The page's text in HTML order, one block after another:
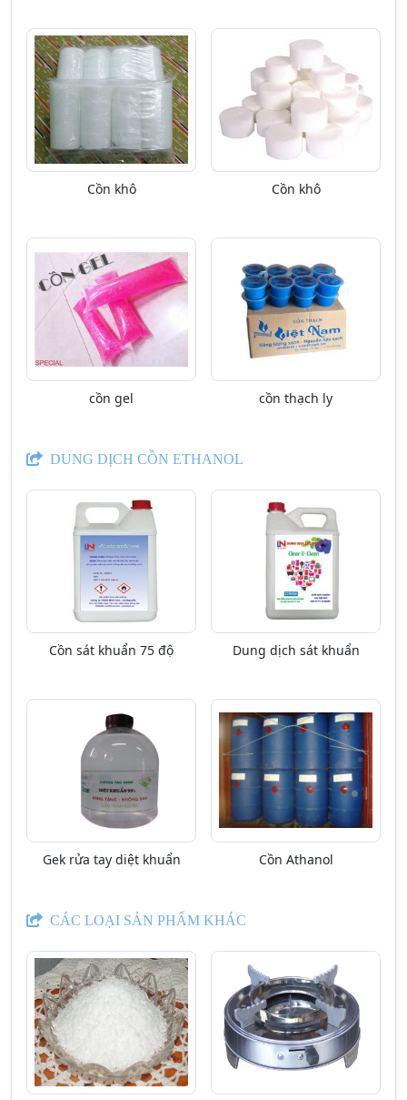
Cồn khô Cồn khô
cồn gel cồn thạch ly
DUNG DỊCH CỒN ETHANOL
Cồn sát khuẩn 75 độ Dung dịch sát khuẩn
Gek rửa tay diệt khuẩn Cồn Athanol
CÁC LOẠI SẢN PHẨM KHÁC